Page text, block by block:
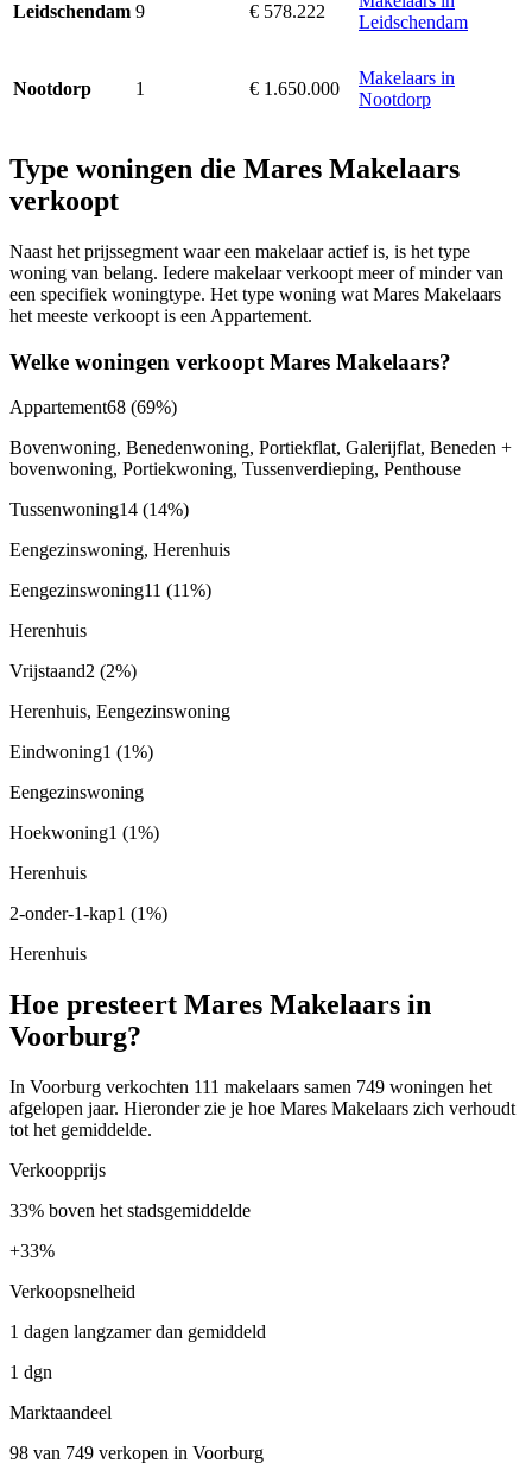
Leidschendam 9 € 578.222
Leidschendam
Nootdorp 1 € 1.650.000
Makelaars in
Nootdorp
Type woningen die Mares Makelaars
verkoopt
Naast het prijssegment waar een makelaar actief is, is het type
woning van belang. Iedere makelaar verkoopt meer of minder van
een specifiek woningtype. Het type woning wat Mares Makelaars
het meeste verkoopt is een Appartement.
Welke woningen verkoopt Mares Makelaars?
Appartement68 (69%)
Bovenwoning, Benedenwoning, Portiekflat, Galerijflat, Beneden +
bovenwoning, Portiekwoning, Tussenverdieping, Penthouse
Tussenwoning14 (14%)
Eengezinswoning, Herenhuis
Eengezinswoning11 (11%)
Herenhuis
Vrijstaand2 (2%)
Herenhuis, Eengezinswoning
Eindwoning1 (1%)
Eengezinswoning
Hoekwoning1 (1%)
Herenhuis
2-onder-1-kap1 (1%)
Herenhuis
Hoe presteert Mares Makelaars in
Voorburg?
In Voorburg verkochten 111 makelaars samen 749 woningen het
afgelopen jaar. Hieronder zie je hoe Mares Makelaars zich verhoudt
tot het gemiddelde.
Verkoopprijs
33% boven het stadsgemiddelde
+33%
Verkoopsnelheid
1 dagen langzamer dan gemiddeld
1 dgn
Marktaandeel
98 van 749 verkopen in Voorburg